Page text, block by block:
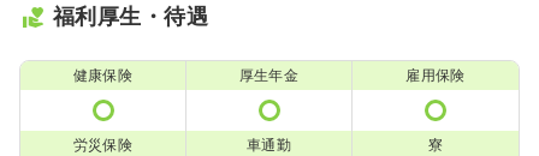
福利厚生・待遇
健康保険 厚生年金 雇用保険
労災保険 車通勤 寮